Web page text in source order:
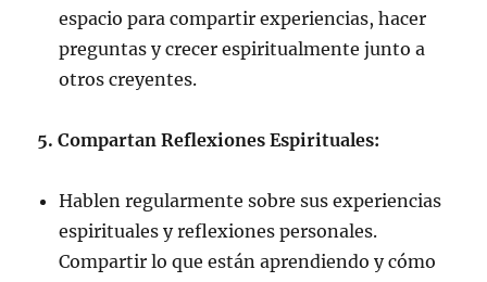
espacio para compartir experiencias, hacer
preguntas y crecer espiritualmente junto a
otros creyentes.
5. Compartan Reflexiones Espirituales:
Hablen regularmente sobre sus experiencias
espirituales y reflexiones personales.
Compartir lo que están aprendiendo y cómo